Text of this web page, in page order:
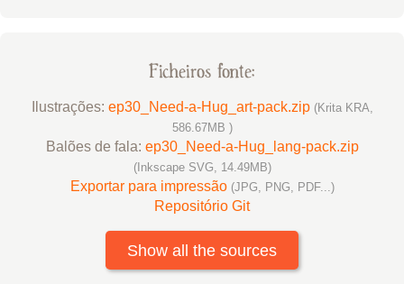
Ficheiros fonte:
Ilustrações: ep30_Need-a-Hug_art-pack.zip (Krita KRA,
586.67MB )
Balões de fala: ep30_Need-a-Hug_lang-pack.zip
(Inkscape SVG, 14.49MB)
Exportar para impressão (JPG, PNG, PDF...)
Repositório Git
Show all the sources